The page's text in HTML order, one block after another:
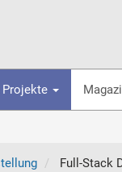
Projekte
Full-Stack